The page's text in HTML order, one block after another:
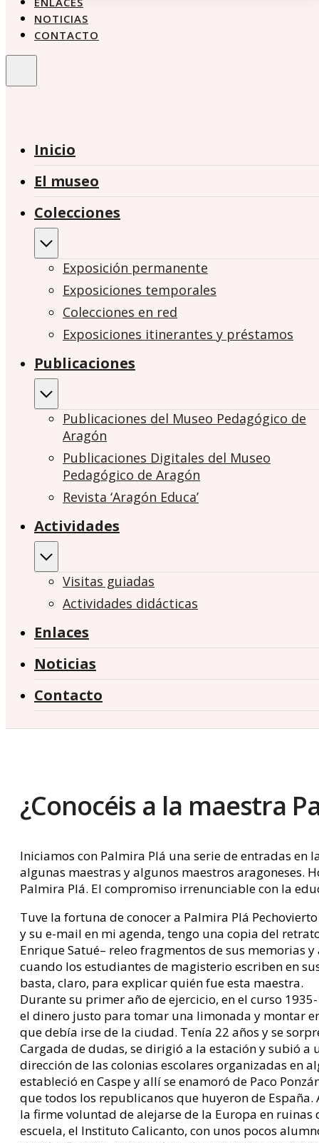
NOTICIAS
CONTACTO
Inicio
El museo
Colecciones
Exposición permanente
Exposiciones temporales
Colecciones en red
Exposiciones itinerantes y préstamos
Publicaciones
Publicaciones del Museo Pedagógico de
Aragón
Publicaciones Digitales del Museo
Pedagógico de Aragón
Revista ‘Aragón Educa’
Actividades
Visitas guiadas
Actividades didácticas
Enlaces
Noticias
Contacto
¿Conocéis a la maestra
Iniciamos con Palmira Plá una serie de entradas
algunas maestras y algunos maestros aragoneses.
Palmira Plá. El compromiso irrenunciable con la
Tuve la fortuna de conocer a Palmira Plá
y su e-mail en mi agenda, tengo una copia del
Enrique Satué– releo fragmentos de sus memorias
cuando los estudiantes de magisterio escriben en
basta, claro, para explicar quién fue esta maestra.
Durante su primer año de ejercicio, en el curso
el dinero justo para tomar una limonada y montar
que debía irse de la ciudad. Tenía 22 años y se
Cargada de dudas, se dirigió a la estación y subió a
dirección de las colonias escolares organizadas en
estableció en Caspe y allí se enamoró de Paco
que todos los republicanos que huyeron de
la firme voluntad de alejarse de la Europa en
escuela, el Instituto Calicanto, con unos pocos